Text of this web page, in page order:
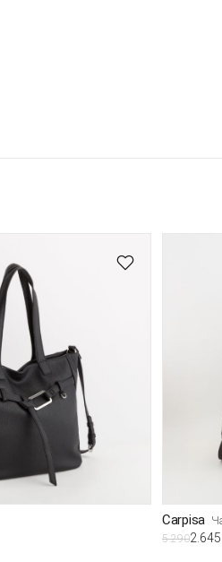
Carpisa
5.2902.645